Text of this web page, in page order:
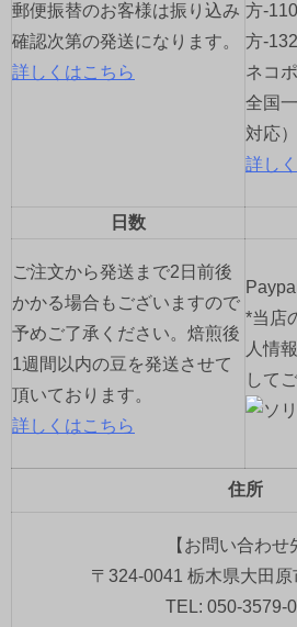
郵便振替のお客様は振り込み
確認次第の発送になります。
詳しくはこちら
方-
方-
ネコ
全国
対応）
詳し
日数
ご注文から発送まで2日前後
かかる場合もございますので
予めご了承ください。焙煎後
1週間以内の豆を発送させて
頂いております。
詳しくはこちら
*当店
人情
して
住所
【お問い合わせ
〒324-0041 栃木県大田
TEL: 050-3579-